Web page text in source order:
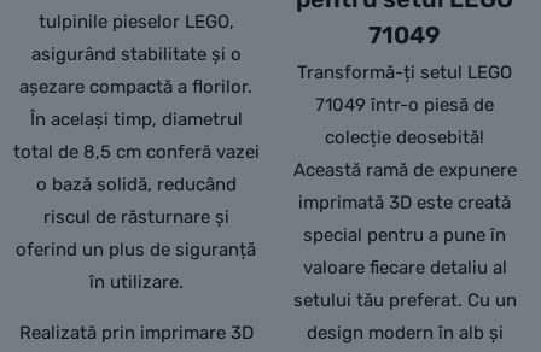
tulpinile pieselor LEGO,
asigurând stabilitate și o
așezare compactă a florilor.
În același timp, diametrul
total de 8,5 cm conferă vazei
o bază solidă, reducând
riscul de răsturnare și
oferind un plus de siguranță
în utilizare.
Realizată prin imprimare 3D
71049
Transformă-ți setul LEGO
71049 într-o piesă de
colecție deosebită!
Această ramă de expunere
imprimată 3D este creată
special pentru a pune în
valoare fiecare detaliu al
setului tău preferat. Cu un
design modern în alb și